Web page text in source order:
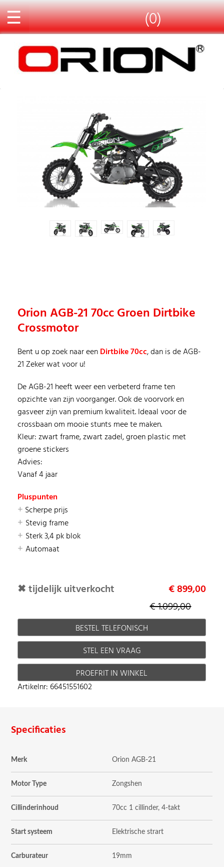
☰ (0)
Orion AGB-21 70cc Groen Dirtbike
Crossmotor
Bent u op zoek naar eenDirtbike 70cc, dan is de AGB-
21 Zeker wat voor u!
De AGB-21 heeft weer een verbeterd frame ten
opzichte van zijn voorganger. Ook de voorvork en
gasveer zijn van premium kwaliteit. Ideaal voor de
crossbaan om mooie stunts mee te maken.
Kleur: zwart frame, zwart zadel, groen plastic met
groene stickers
Advies:
Vanaf 4 jaar
Pluspunten
+ Scherpe prijs
+ Stevig frame
+ Sterk 3,4 pk blok
+ Automaat
✖ tijdelijk uitverkocht
€ 899,00
€ 1.099,00
BESTEL TELEFONISCH
STEL EEN VRAAG
PROEFRIT IN WINKEL
Artikelnr: 66451551602
Specificaties
Merk Orion AGB-21
Motor Type Zongshen
Cillinderinhoud 70cc 1 cillinder, 4-takt
Start systeem Elektrische strart
Carburateur 19mm